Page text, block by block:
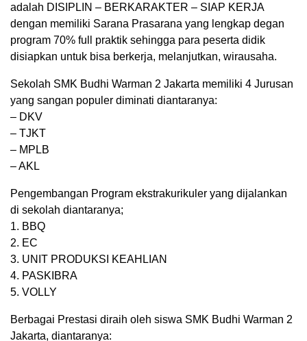
adalah DISIPLIN – BERKARAKTER – SIAP KERJA
dengan memiliki Sarana Prasarana yang lengkap degan
program 70% full praktik sehingga para peserta didik
disiapkan untuk bisa berkerja, melanjutkan, wirausaha.
Sekolah SMK Budhi Warman 2 Jakarta memiliki 4 Jurusan
yang sangan populer diminati diantaranya:
– DKV
– TJKT
– MPLB
– AKL
Pengembangan Program ekstrakurikuler yang dijalankan
di sekolah diantaranya;
1. BBQ
2. EC
3. UNIT PRODUKSI KEAHLIAN
4. PASKIBRA
5. VOLLY
Berbagai Prestasi diraih oleh siswa SMK Budhi Warman 2
Jakarta, diantaranya: